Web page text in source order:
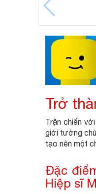
Trở
Trận chiến
giới tưởng
tạo nên một
Đặc
Hiệp sĩ